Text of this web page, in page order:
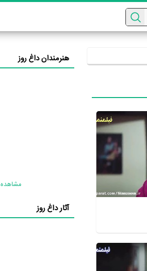
هنرمندان داغ روز
مشاهده 20 هنرمند داغ روز
آثار داغ روز